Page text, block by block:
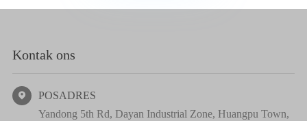
Kontak ons

POSADRES
Yandong 5th Rd, Dayan Industrial Zone, Huangpu Town,